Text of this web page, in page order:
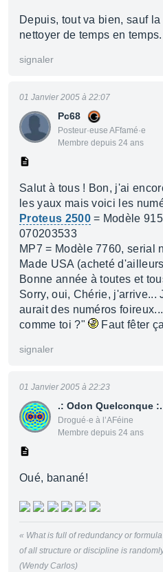
Depuis, tout va bien, sauf
nettoyer de temps en temps.
signaler
Pc68
Posteur·euse AFfamé·e
Membre depuis 24 ans
01 Janvier 2005 à 22:07
Salut à tous ! Bon, j'ai
les yaux mais voici les
Proteus 2500= Modèle
070203533
MP7 = Modèle 7760, serial
Made USA (acheté
Bonne année à toutes et
Sorry, oui, Chérie,
aurait des numéros
comme toi ?"
Faut fêter
signaler
.: Odon Quelconque :.
Drogué·e à l’AFéine
Membre depuis 24 ans
01 Janvier 2005 à 22:23
Oué, banané!
« What is full of redundancy or
of all structure or discipline is
(Wendy Carlos)